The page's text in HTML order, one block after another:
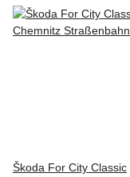
Škoda For City Classic